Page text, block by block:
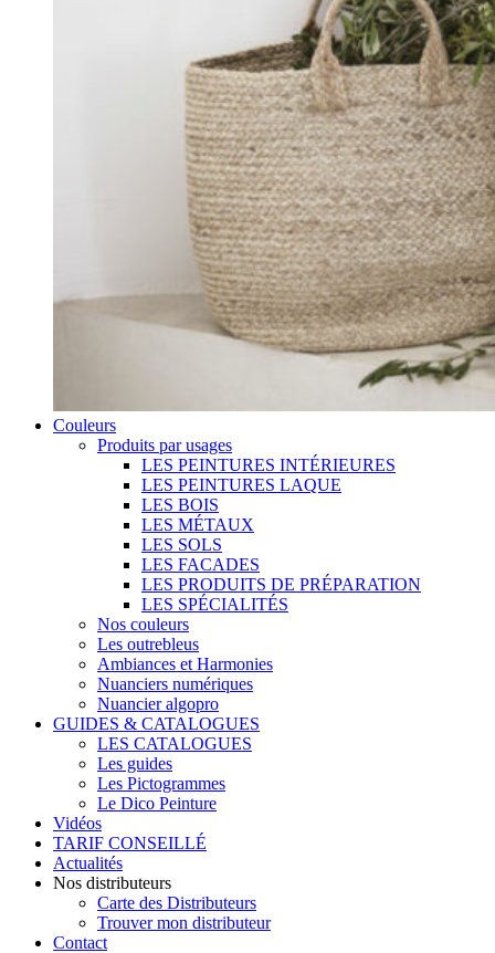
Couleurs
Produits par usages
LES PEINTURES INTÉRIEURES
LES PEINTURES LAQUE
LES BOIS
LES MÉTAUX
LES SOLS
LES FACADES
LES PRODUITS DE PRÉPARATION
LES SPÉCIALITÉS
Nos couleurs
Les outrebleus
Ambiances et Harmonies
Nuanciers numériques
Nuancier algopro
GUIDES & CATALOGUES
LES CATALOGUES
Les guides
Les Pictogrammes
Le Dico Peinture
Vidéos
TARIF CONSEILLÉ
Actualités
Nos distributeurs
Carte des Distributeurs
Trouver mon distributeur
Contact